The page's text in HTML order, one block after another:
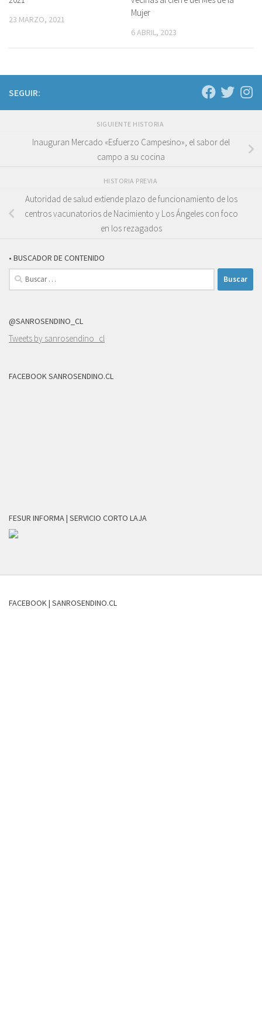
23 MARZO, 2021
Mujer
6 ABRIL, 2023
SEGUIR:
SIGUIENTE HISTORIA
Inauguran Mercado «Esfuerzo Campesino», el sabor del
campo a su cocina
HISTORIA PREVIA
Autoridad de salud extiende plazo de funcionamiento de los
centros vacunatorios de Nacimiento y Los Ángeles con foco
en los rezagados
• BUSCADOR DE CONTENIDO
Buscar:
@SANROSENDINO_CL
Tweets by sanrosendino_cl
FACEBOOK SANROSENDINO.CL
FESUR INFORMA | SERVICIO CORTO LAJA
FACEBOOK | SANROSENDINO.CL